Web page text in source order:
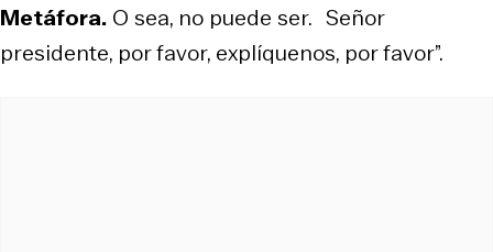
Metáfora. O sea, no puede ser. Señor
presidente, por favor, explíquenos, por favor”.